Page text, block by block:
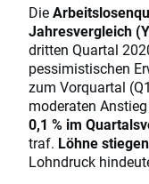
Die
Jahresvergleich
dritten Quartal
pessimistischen
zum Vorquartal
moderaten
0,1 % im
traf. Löhne
Lohndruck